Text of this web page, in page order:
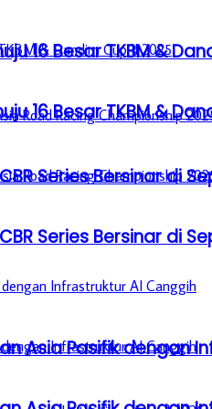
16 Besar TKBM &
Series Bersinar di
Asia Pasifik dengan
16 Besar TKBM &
Series Bersinar di